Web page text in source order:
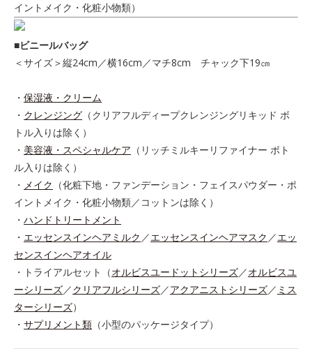
イントメイク・化粧小物類）
■ビニールバッグ
＜サイズ＞縦24cm／横16cm／マチ8cm チャック下19㎝
・ 保湿液・クリーム
・ クレンジング （クリアフルディープクレンジングリキッド ボ
トル入りは除く）
・ 美容液・スペシャルケア （リッチミルキーリファイナー ボト
ル入りは除く）
・ メイク （化粧下地・ファンデーション・フェイスパウダー・ポ
イントメイク・化粧小物類／コットンは除く）
・ ハンドトリートメント
・ エッセンスインヘアミルク ／エッセンスインヘアマスク ／エッ
センスインヘアオイル
・トライアルセット（オルビスユードットシリーズ／オルビスユ
ーシリーズ／クリアフルシリーズ／アクアニストシリーズ／ ミス
ターシリーズ）
・ サプリメント類 （小型のパッケージタイプ）